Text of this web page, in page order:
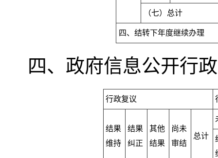
（七）总计
四、结转下年度继续办理
四、政府信息公开行
行政复议
结果
维持
结果
纠正
其他
结果
尚未
审结
总计